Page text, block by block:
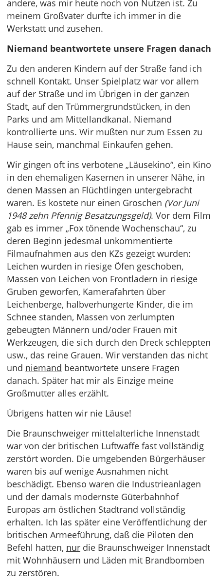
andere, was mir heute noch von Nutzen ist. Zu
meinem Großvater durfte ich immer in die
Werkstatt und zusehen.
Niemand beantwortete unsere Fragen danach
Zu den anderen Kindern auf der Straße fand ich
schnell Kontakt. Unser Spielplatz war vor allem
auf der Straße und im Übrigen in der ganzen
Stadt, auf den Trümmergrundstücken, in den
Parks und am Mittellandkanal. Niemand
kontrollierte uns. Wir mußten nur zum Essen zu
Hause sein, manchmal Einkaufen gehen.
Wir gingen oft ins verbotene „Läusekino“, ein Kino
in den ehemaligen Kasernen in unserer Nähe, in
denen Massen an Flüchtlingen untergebracht
waren. Es kostete nur einen Groschen (Vor Juni
1948 zehn Pfennig Besatzungsgeld). Vor dem Film
gab es immer „Fox tönende Wochenschau“, zu
deren Beginn jedesmal unkommentierte
Filmaufnahmen aus den KZs gezeigt wurden:
Leichen wurden in riesige Öfen geschoben,
Massen von Leichen von Frontladern in riesige
Gruben geworfen, Kamerafahrten über
Leichenberge, halbverhungerte Kinder, die im
Schnee standen, Massen von zerlumpten
gebeugten Männern und/oder Frauen mit
Werkzeugen, die sich durch den Dreck schleppten
usw., das reine Grauen. Wir verstanden das nicht
und niemand beantwortete unsere Fragen
danach. Später hat mir als Einzige meine
Großmutter alles erzählt.
Übrigens hatten wir nie Läuse!
Die Braunschweiger mittelalterliche Innenstadt
war von der britischen Luftwaffe fast vollständig
zerstört worden. Die umgebenden Bürgerhäuser
waren bis auf wenige Ausnahmen nicht
beschädigt. Ebenso waren die Industrieanlagen
und der damals modernste Güterbahnhof
Europas am östlichen Stadtrand vollständig
erhalten. Ich las später eine Veröffentlichung der
britischen Armeeführung, daß die Piloten den
Befehl hatten, nur die Braunschweiger Innenstadt
mit Wohnhäusern und Läden mit Brandbomben
zu zerstören.